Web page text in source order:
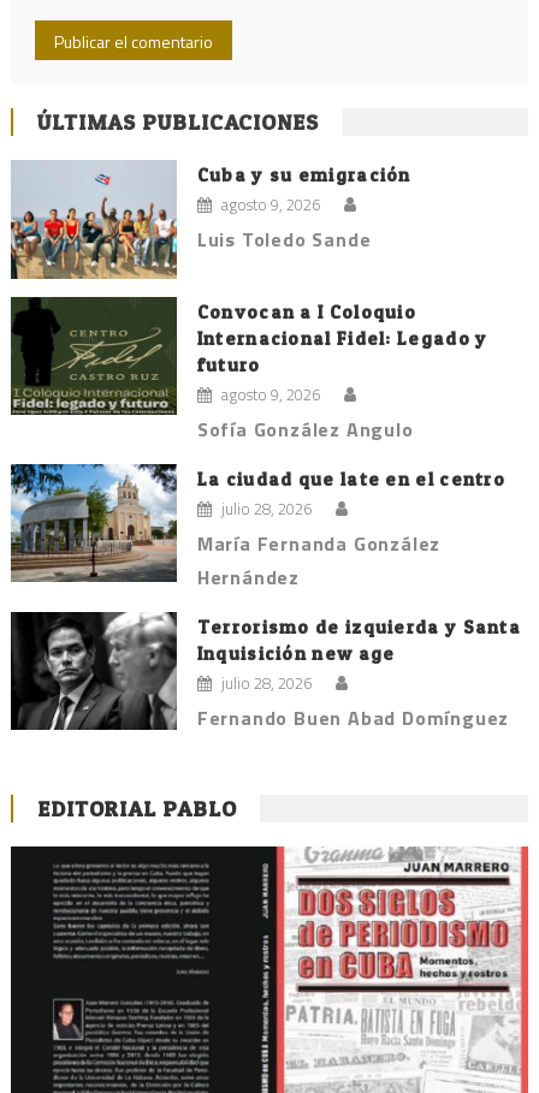
ÚLTIMAS PUBLICACIONES
Cuba y su emigración
agosto 9, 2026
Luis Toledo Sande
Convocan a I Coloquio
Internacional Fidel: Legado y
futuro
agosto 9, 2026
Sofía González Angulo
La ciudad que late en el centro
julio 28, 2026
María Fernanda González
Hernández
Terrorismo de izquierda y Santa
Inquisición new age
julio 28, 2026
Fernando Buen Abad Domínguez
EDITORIAL PABLO